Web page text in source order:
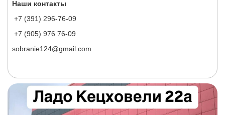
Наши контакты
+7 (391) 296-76-09
+7 (905) 976 76-09
sobranie124@gmail.com